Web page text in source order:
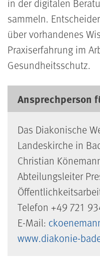
in der digitalen
sammeln.
über vorhandenes
Praxiserfahrung im
Gesundheitsschutz.
Ansprechperson
Das Diakonische
Landeskirche in
Christian
Abteilungsleiter
Telefon +49 721
E-Mail:
www.diakonie-